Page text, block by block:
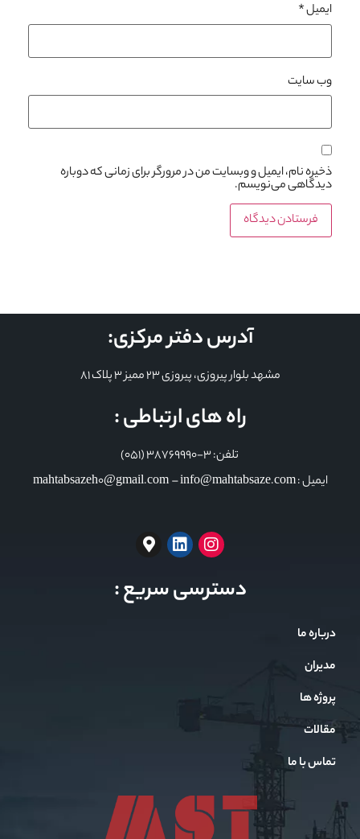
ایمیل*
وب‌ سایت
ذخیره نام، ایمیل و وبسایت من در مرورگر برای زمانی که دوباره
دیدگاهی می‌نویسم.
آدرس دفتر مرکزی:
مشهد بلوار پیروزی، پیروزی 23 ممیز 3 پلاک 81
راه های ارتباطی :
تلفن: 3-38769990 (051)
ایمیل : mahtabsazeh0@gmail.com – info@mahtabsaze.com
دسترسی سریع :
درباره ما
مدیران
پروژه ها
مقالات
تماس با ما